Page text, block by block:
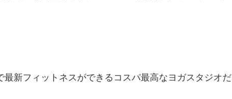
新フィットネスができるコスパ最高なヨガスタジオだ